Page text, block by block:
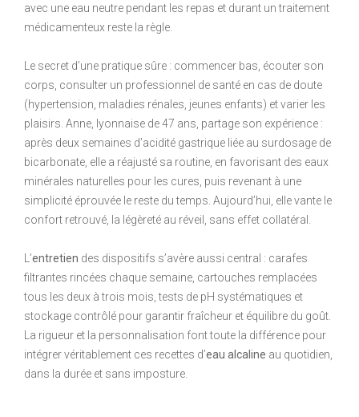
avec une eau neutre pendant les repas et durant un traitement
médicamenteux reste la règle.
Le secret d’une pratique sûre : commencer bas, écouter son
corps, consulter un professionnel de santé en cas de doute
(hypertension, maladies rénales, jeunes enfants) et varier les
plaisirs. Anne, lyonnaise de 47 ans, partage son expérience :
après deux semaines d’acidité gastrique liée au surdosage de
bicarbonate, elle a réajusté sa routine, en favorisant des eaux
minérales naturelles pour les cures, puis revenant à une
simplicité éprouvée le reste du temps. Aujourd’hui, elle vante le
confort retrouvé, la légèreté au réveil, sans effet collatéral.
L’entretien des dispositifs s’avère aussi central : carafes
filtrantes rincées chaque semaine, cartouches remplacées
tous les deux à trois mois, tests de pH systématiques et
stockage contrôlé pour garantir fraîcheur et équilibre du goût.
La rigueur et la personnalisation font toute la différence pour
intégrer véritablement ces recettes d’eau alcaline au quotidien,
dans la durée et sans imposture.